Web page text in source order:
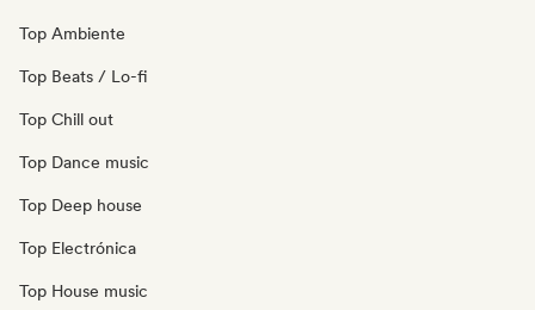
Top Ambiente
Top Beats / Lo-fi
Top Chill out
Top Dance music
Top Deep house
Top Electrónica
Top House music